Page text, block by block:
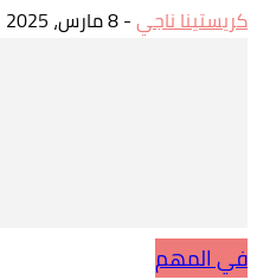
كريستينا ناجي-8 مارس، 2025
في المهم